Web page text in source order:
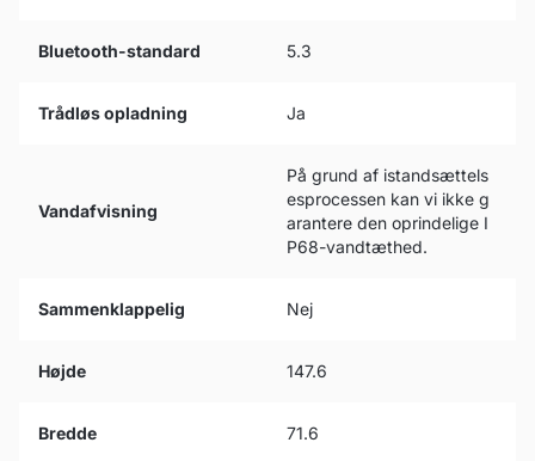
Bluetooth-standard 5.3
Trådløs opladning Ja
Vandafvisning
På grund af istandsættels
esprocessen kan vi ikke g
arantere den oprindelige I
P68-vandtæthed.
Sammenklappelig Nej
Højde 147.6
Bredde 71.6